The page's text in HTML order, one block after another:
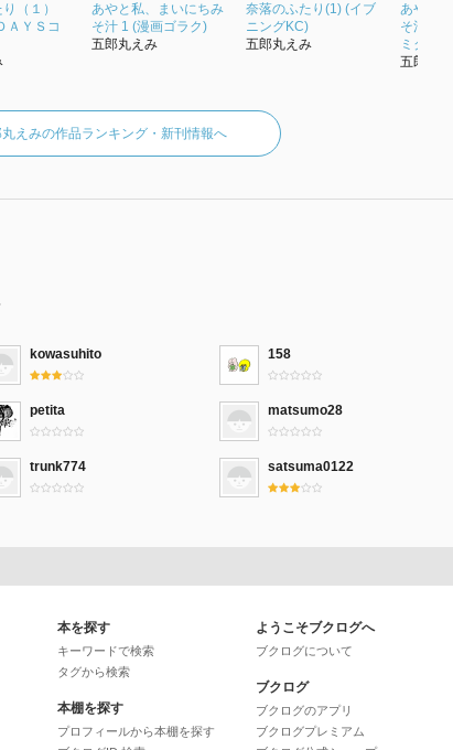
（１）
ＡＹＳコ
あやと私、まいにちみ
そ汁 1 (漫画ゴラク)
五郎丸えみ
奈落のふたり(1) (イブ
ニングKC)
五郎丸えみ
あやと
そ汁 ( 2)
ミクス)
五郎丸え
えみの作品ランキング・新刊情報へ
kowasuhito 158
petita matsumo28
trunk774 satsuma0122
本を探す
キーワードで検索
タグから検索
本棚を探す
プロフィールから本棚を探す
ようこそブクログへ
ブクログについて
ブクログ
ブクログのアプリ
ブクログプレミアム